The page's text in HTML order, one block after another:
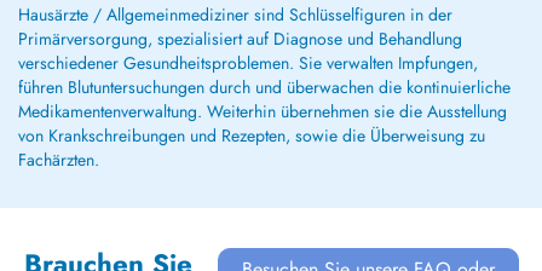
Hausärzte / Allgemeinmediziner sind Schlüsselfiguren in der
Primärversorgung, spezialisiert auf Diagnose und Behandlung
verschiedener Gesundheitsproblemen. Sie verwalten Impfungen,
führen Blutuntersuchungen durch und überwachen die kontinuierliche
Medikamentenverwaltung. Weiterhin übernehmen sie die Ausstellung
von Krankschreibungen und Rezepten, sowie die Überweisung zu
Fachärzten.